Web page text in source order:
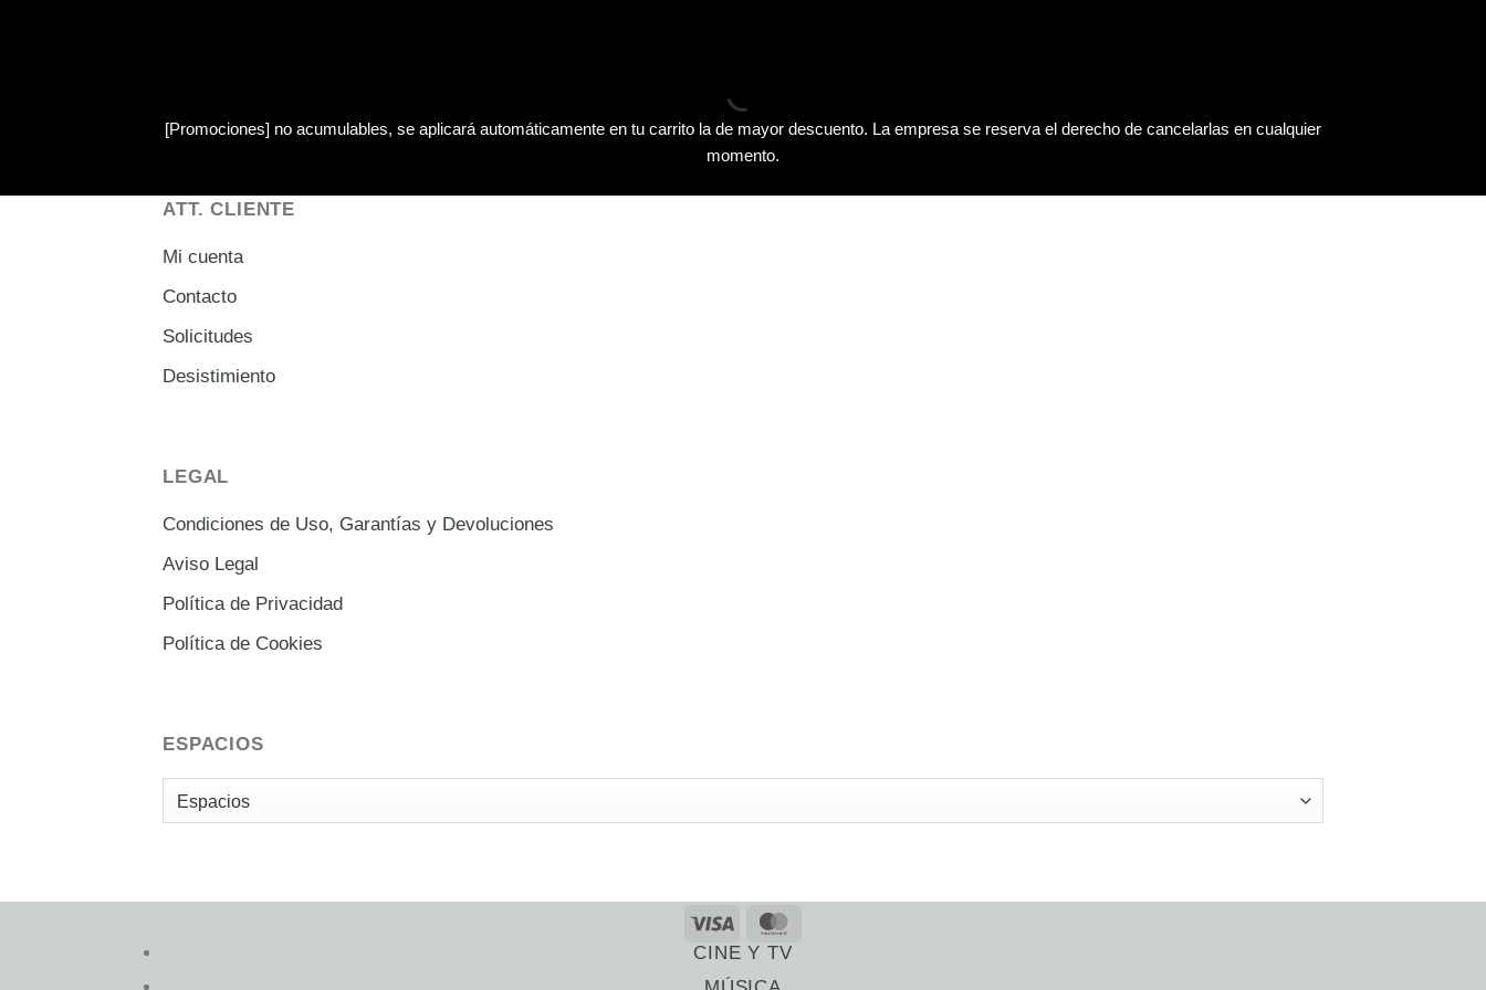
[Promociones] no acumulables, se aplicará automáticamente en tu carrito la de mayor descuento. La empresa se reserva el derecho de cancelarlas en cualquier
momento.
ATT. CLIENTE
Mi cuenta
Contacto
Solicitudes
Desistimiento
LEGAL
Condiciones de Uso, Garantías y Devoluciones
Aviso Legal
Política de Privacidad
Política de Cookies
ESPACIOS
CINE Y TV